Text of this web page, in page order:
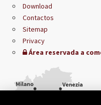
Download
Contactos
Sitemap
Privacy
Área reservada a